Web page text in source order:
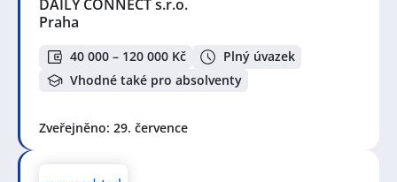
DAILY CONNECT s.r.o.
Praha
40 000 – 120 000 Kč
Plný úvazek
Vhodné také pro absolventy
Zveřejněno: 29. července